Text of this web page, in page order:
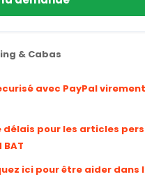
& Cabas
avec PayPal
pour les articles
ici pour être aider dans